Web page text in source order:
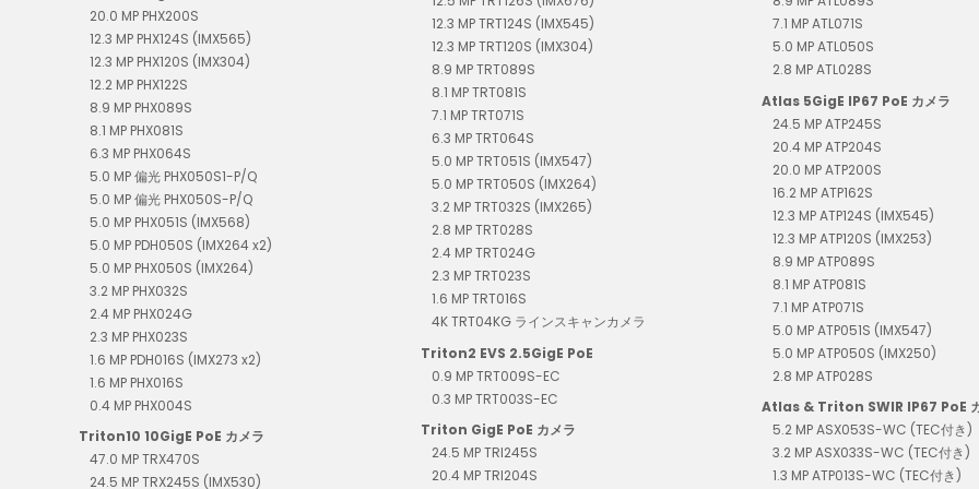
20.0 MP PHX200S
12.3 MP PHX124S (IMX565)
12.3 MP PHX120S (IMX304)
12.2 MP PHX122S
8.9 MP PHX089S
8.1 MP PHX081S
6.3 MP PHX064S
5.0 MP 偏光 PHX050S1-P/Q
5.0 MP 偏光 PHX050S-P/Q
5.0 MP PHX051S (IMX568)
5.0 MP PDH050S (IMX264 x2)
5.0 MP PHX050S (IMX264)
3.2 MP PHX032S
2.4 MP PHX024G
2.3 MP PHX023S
1.6 MP PDH016S (IMX273 x2)
1.6 MP PHX016S
0.4 MP PHX004S
Triton10 10GigE PoE カメラ
47.0 MP TRX470S
24.5 MP TRX245S (IMX530)
12.3 MP TRT124S (IMX545)
12.3 MP TRT120S (IMX304)
8.9 MP TRT089S
8.1 MP TRT081S
7.1 MP TRT071S
6.3 MP TRT064S
5.0 MP TRT051S (IMX547)
5.0 MP TRT050S (IMX264)
3.2 MP TRT032S (IMX265)
2.8 MP TRT028S
2.4 MP TRT024G
2.3 MP TRT023S
1.6 MP TRT016S
4K TRT04KG ラインスキャンカメラ
Triton2 EVS 2.5GigE PoE
0.9 MP TRT009S-EC
0.3 MP TRT003S-EC
Triton GigE PoE カメラ
24.5 MP TRI245S
20.4 MP TRI204S
7.1 MP ATL071S
5.0 MP ATL050S
2.8 MP ATL028S
Atlas 5GigE IP67 PoE カメラ
24.5 MP ATP245S
20.4 MP ATP204S
20.0 MP ATP200S
16.2 MP ATP162S
12.3 MP ATP124S (IMX545)
12.3 MP ATP120S (IMX253)
8.9 MP ATP089S
8.1 MP ATP081S
7.1 MP ATP071S
5.0 MP ATP051S (IMX547)
5.0 MP ATP050S (IMX250)
2.8 MP ATP028S
Atlas & Triton SWIR IP67 PoE
5.2 MP ASX053S-WC (TEC付き)
3.2 MP ASX033S-WC (TEC付き)
1.3 MP ATP013S-WC (TEC付き)